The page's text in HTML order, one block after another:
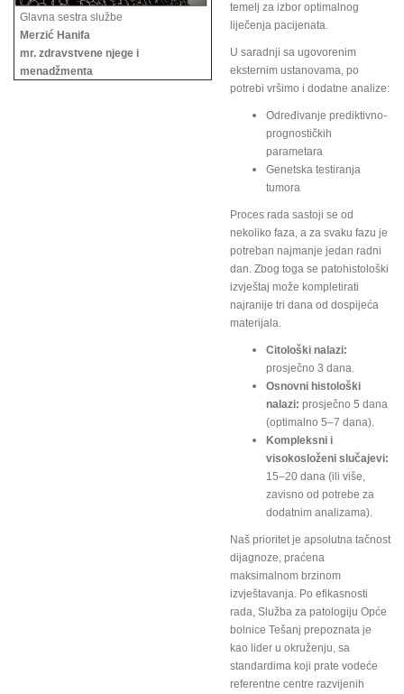
Glavna sestra službe
Merzić Hanifa
mr. zdravstvene njege i
menadžmenta
temelj za izbor optimalnog
liječenja pacijenata.
U saradnji sa ugovorenim
eksternim ustanovama, po
potrebi vršimo i dodatne analize:
Određivanje prediktivno-
prognostičkih
parametara
Genetska testiranja
tumora
Proces rada sastoji se od
nekoliko faza, a za svaku fazu je
potreban najmanje jedan radni
dan. Zbog toga se patohistološki
izvještaj može kompletirati
najranije tri dana od dospijeća
materijala.
Citološki nalazi:
prosječno 3 dana.
Osnovni histološki
nalazi: prosječno 5 dana
(optimalno 5–7 dana).
Kompleksni i
visokosloženi slučajevi:
15–20 dana (ili više,
zavisno od potrebe za
dodatnim analizama).
Naš prioritet je apsolutna tačnost
dijagnoze, praćena
maksimalnom brzinom
izvještavanja. Po efikasnosti
rada, Služba za patologiju Opće
bolnice Tešanj prepoznata je
kao lider u okruženju, sa
standardima koji prate vodeće
referentne centre razvijenih